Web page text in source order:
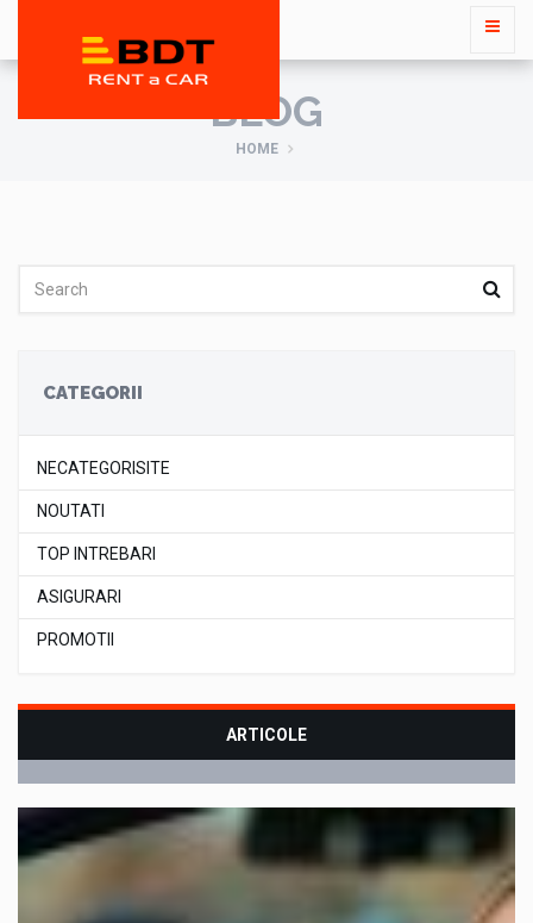
BLOG
HOME
CATEGORII
NECATEGORISITE
NOUTATI
TOP INTREBARI
ASIGURARI
PROMOTII
ARTICOLE